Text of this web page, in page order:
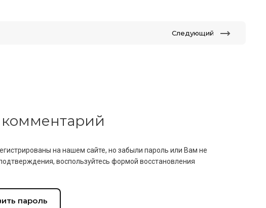
Следующий
комментарий
на нашем сайте, но забыли пароль или Вам не
воспользуйтесь формой восстановления
пароль